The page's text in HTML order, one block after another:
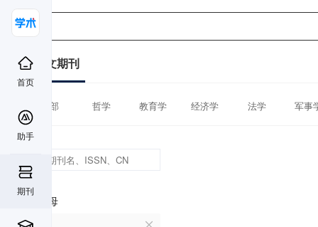
首页
助手
期刊
中文期刊
全部 哲学 教育学 经济学 法学 军事
首字母